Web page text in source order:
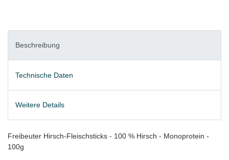
Beschreibung
Technische Daten
Weitere Details
Freibeuter Hirsch-Fleischsticks - 100 % Hirsch - Monoprotein -
100g